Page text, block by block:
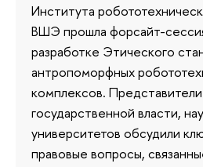
Института
ВШЭ прошла форсайт-
разработке Этического
антропоморфных
комплексов.
государственной власти,
университетов обсудили
правовые вопросы,